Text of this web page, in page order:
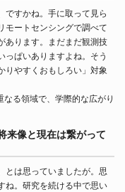
すかね。手に取って見ら
モートセンシングで調べて
あります。まだまだ観測技
っぱいありますよね。そう
りやすくおもしろい」対象
る領域で、学際的な広がり
来像と現在は繋がって
とは思っていましたが。思
ね。研究を続ける中で思い